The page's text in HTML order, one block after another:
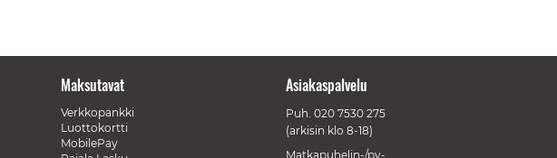
Maksutavat
Verkkopankki
Luottokortti
MobilePay
Asiakaspalvelu
Puh. 020 7530 275
(arkisin klo 8-18)
Matkapuhelin-/pv-